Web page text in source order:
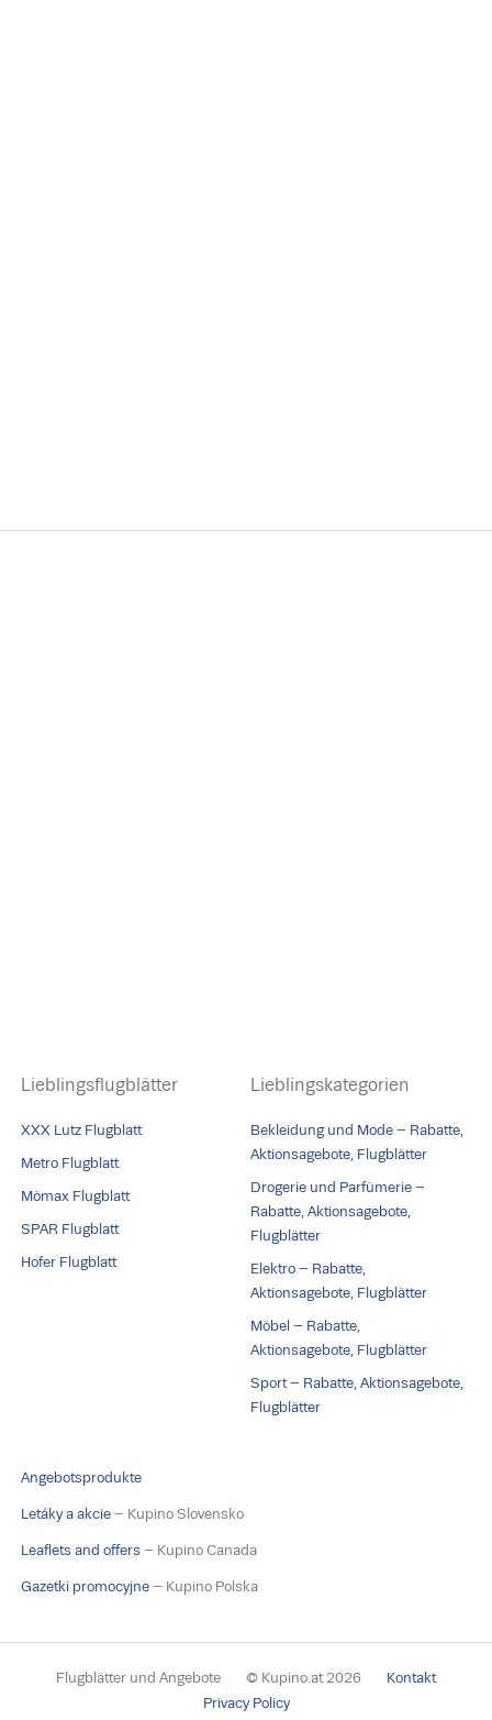
Lieblingsflugblätter
XXX Lutz Flugblatt
Metro Flugblatt
Mömax Flugblatt
SPAR Flugblatt
Hofer Flugblatt
Lieblingskategorien
Bekleidung und Mode – Rabatte,
Aktionsagebote, Flugblätter
Drogerie und Parfümerie –
Rabatte, Aktionsagebote,
Flugblätter
Elektro – Rabatte,
Aktionsagebote, Flugblätter
Möbel – Rabatte,
Aktionsagebote, Flugblätter
Sport – Rabatte, Aktionsagebote,
Flugblätter
Angebotsprodukte
Letáky a akcie – Kupino Slovensko
Leaflets and offers – Kupino Canada
Gazetki promocyjne – Kupino Polska
Flugblätter und Angebote © Kupino.at 2026
Kontakt
Privacy Policy